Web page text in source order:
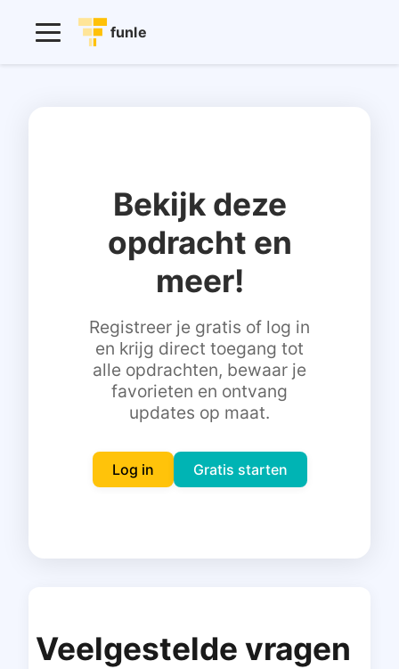
funle
Inloggen
Gratis starten
Bekijk deze
opdracht en
meer!
Registreer je gratis of log in
en krijg direct toegang tot
alle opdrachten, bewaar je
favorieten en ontvang
updates op maat.
Log in Gratis starten
Veelgestelde vragen